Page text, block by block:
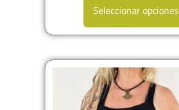
Seleccionar opciones